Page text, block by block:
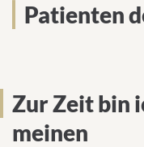
Patienten
Zur Zeit bin
meinen